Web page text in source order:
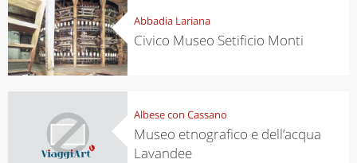
Abbadia Lariana
Civico Museo Setificio Monti
Albese con Cassano
Museo etnografico e dell’acqua
Lavandee